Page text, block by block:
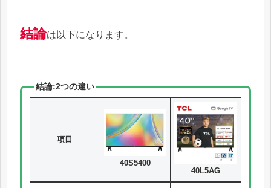
結論は以下になります。
結論:2つの違い
項目
40S5400
40L5AG